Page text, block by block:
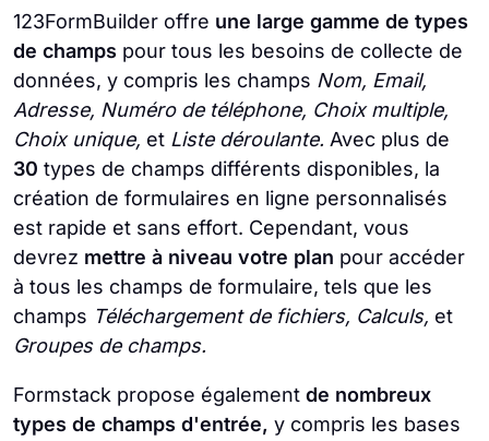
123FormBuilder offre une large gamme de types
de champs pour tous les besoins de collecte de
données, y compris les champs Nom, Email,
Adresse, Numéro de téléphone, Choix multiple,
Choix unique, et Liste déroulante. Avec plus de
30 types de champs différents disponibles, la
création de formulaires en ligne personnalisés
est rapide et sans effort. Cependant, vous
devrez mettre à niveau votre plan pour accéder
à tous les champs de formulaire, tels que les
champs Téléchargement de fichiers, Calculs, et
Groupes de champs.
Formstack propose également de nombreux
types de champs d'entrée, y compris les bases